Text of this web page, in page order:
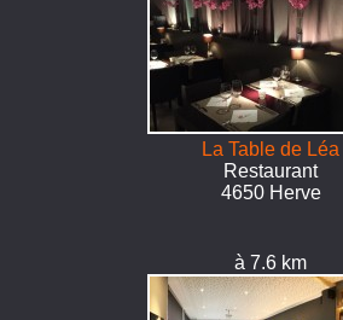
La Table de Léa
Restaurant
4650 Herve
à 7.6 km